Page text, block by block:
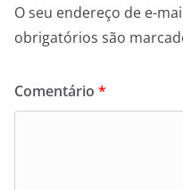
O seu endereço de e-
obrigatórios são
Comentário *